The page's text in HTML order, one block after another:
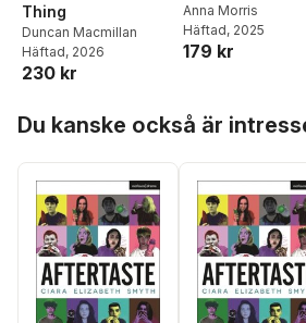
Thing
Duncan Macmillan
Häftad, 2026
230 kr
Anna Morris
Häftad, 2025
179 kr
Du kanske också är